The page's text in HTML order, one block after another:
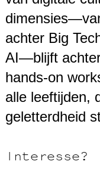
achter Big
AI—blijft
hands-on
alle leeftijden,
geletterdheid
Interesse?